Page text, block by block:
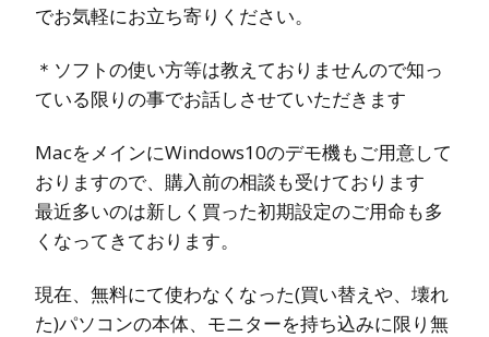
でお気軽にお立ち寄りください。
＊ソフトの使い方等は教えておりませんので知っ
ている限りの事でお話しさせていただきます
MacをメインにWindows10のデモ機もご用意して
おりますので、購入前の相談も受けております
最近多いのは新しく買った初期設定のご用命も多
くなってきております。
現在、無料にて使わなくなった(買い替えや、壊れ
た)パソコンの本体、モニターを持ち込みに限り無